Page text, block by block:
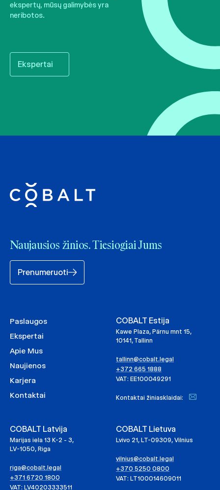
ekspertų, mūsų galimybės yra
neribotos.
Ekspertai
Naujausios žinios. Tiesiogiai Jums
Prenumeruoti
Paslaugos
Ekspertai
Apie Mus
Naujienos
Karjera
Kontaktai
COBALT Estija
Kawe Plaza, Pärnu mnt 15,
10141, Tallinn
tallinn@cobalt.legal
+372 665 1888
VAT: EE100049291
Kontaktai žiniasklaidai:
COBALT Latvija
Marijas iela 13 K-2 - 3,
LV-1050, Riga
riga@cobalt.legal
+371 6720 1800
VAT: LV40203333511
COBALT Lietuva
Lvivo 21, LT-09309, Vilnius
vilnius@cobalt.legal
+370 5250 0800
VAT: LT100014609011